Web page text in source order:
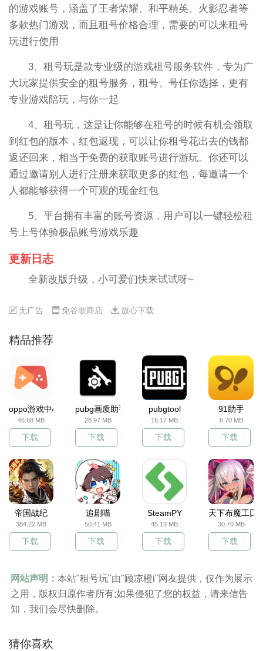
的游戏账号，涵盖了王者荣耀、和平精英、火影忍者等
多款热门游戏，而且租号价格合理，需要的可以来租号
玩进行使用
3、租号玩是款专业级的游戏租号服务软件，专为广
大玩家提供安全的租号服务，租号、号任你选择，更有
专业游戏陪玩，与你一起
4、租号玩，这是让你能够在租号的时候有机会领取
到红包的版本，红包返现，可以让你租号花出去的钱都
返还回来，相当于免费的获取账号进行游玩。你还可以
通过邀请别人进行注册来获取更多的红包，每邀请一个
人都能够获得一个可观的现金红包
5、平台拥有丰富的账号资源，用户可以一键轻松租
号上号体验极品账号游戏乐趣
更新日志
全新改版升级，小可爱们快来试试呀~
无广告 免谷歌商店 放心下载
精品推荐
oppo游戏中心
46.68 MB
下载
pubg画质助手
28.97 MB
下载
pubgtool
16.17 MB
下载
91助手
6.70 MB
下载
帝国战纪
384.22 MB
下载
追剧喵
50.41 MB
下载
SteamPY
45.13 MB
下载
天下布魔工囗
30.70 MB
下载
网站声明： 本站"租号玩"由"顾凉橙i"网友提供，仅作为展示
之用，版权归原作者所有;如果侵犯了您的权益，请来信告
知，我们会尽快删除。
猜你喜欢